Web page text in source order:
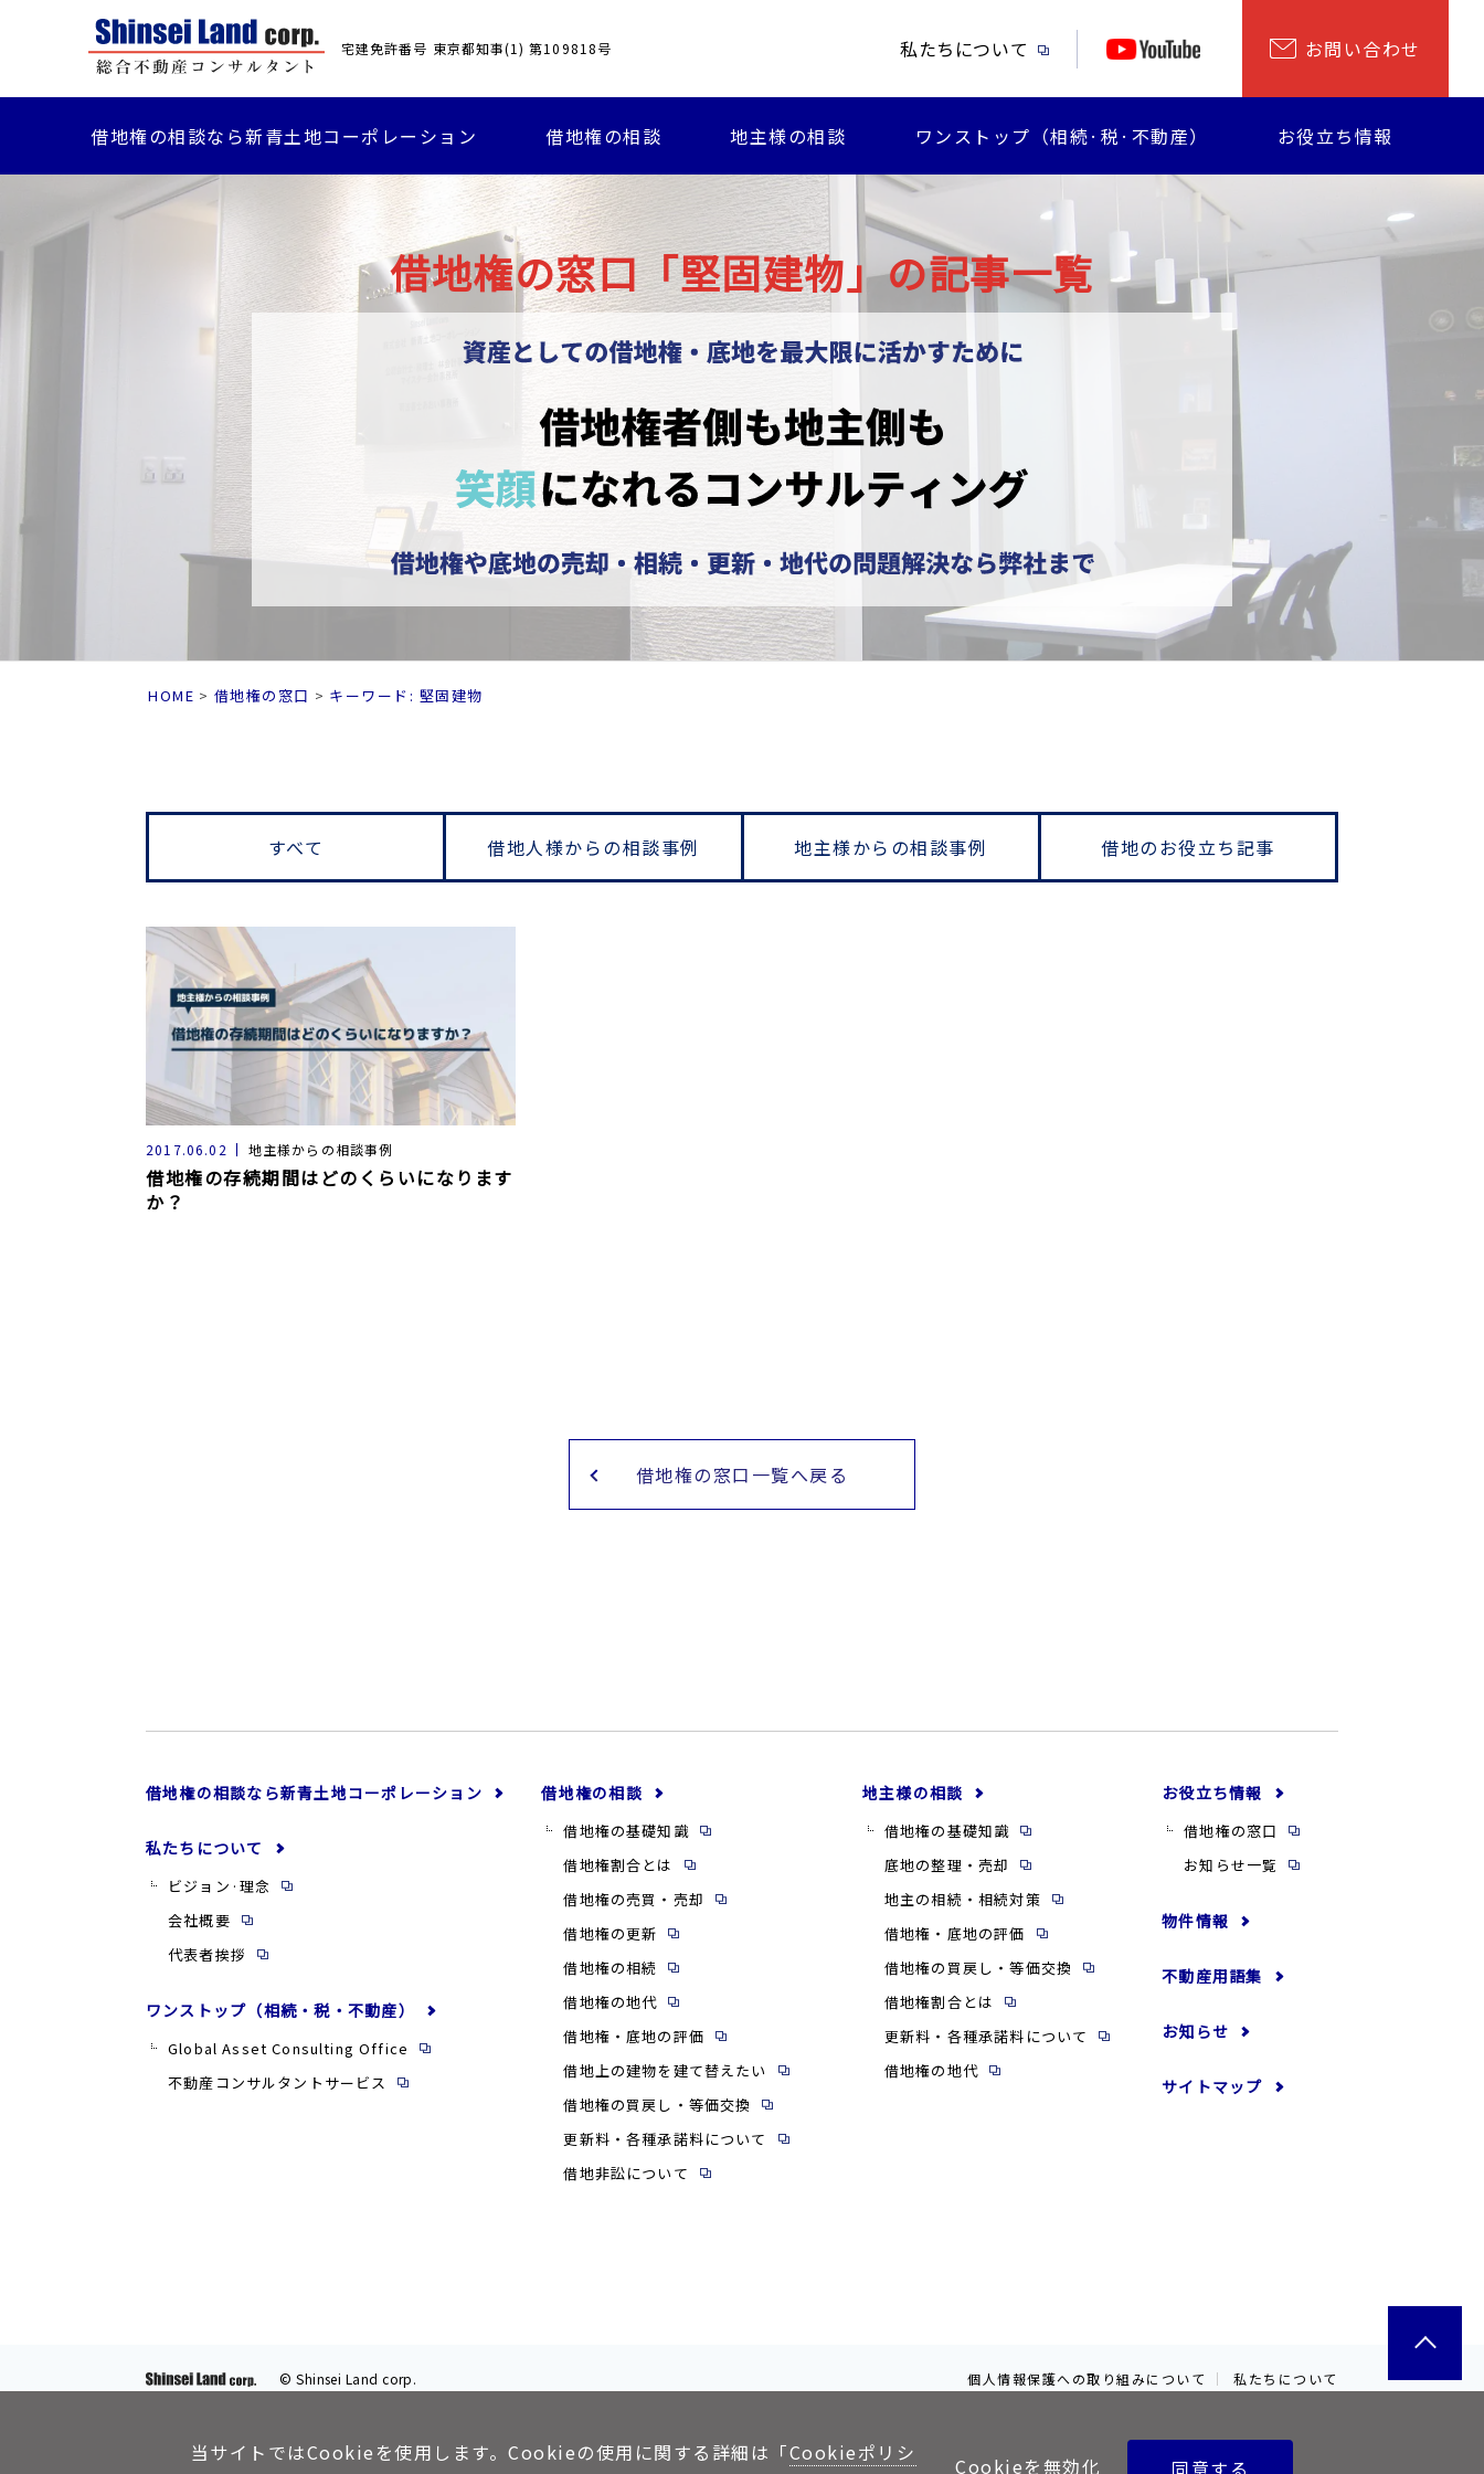
宅建免許番号 東京都知事(1) 第109818号 私たちについて お問い合わせ
借地権の相談なら新青土地コーポレーション 借地権の相談 地主様の相談 ワンストップ（相続·税·不動産） お役立ち情報
借地権の窓口「堅固建物」の記事一覧
HOME 借地権の窓口 キーワード: 堅固建物
すべて 借地人様からの相談事例 地主様からの相談事例 借地のお役立ち記事
2017.06.02 地主様からの相談事例
借地権の存続期間はどのくらいになります
か？
借地権の窓口一覧へ戻る
借地権の相談なら新青土地コーポレーション
私たちについて
ビジョン·理念
会社概要
代表者挨拶
ワンストップ（相続・税・不動産）
Global Asset Consulting Office
不動産コンサルタントサービス
借地権の相談
借地権の基礎知識
借地権割合とは
借地権の売買・売却
借地権の更新
借地権の相続
借地権の地代
借地権・底地の評価
借地上の建物を建て替えたい
借地権の買戻し・等価交換
更新料・各種承諾料について
借地非訟について
地主様の相談
借地権の基礎知識
底地の整理・売却
地主の相続・相続対策
借地権・底地の評価
借地権の買戻し・等価交換
借地権割合とは
更新料・各種承諾料について
借地権の地代
お役立ち情報
借地権の窓口
お知らせ一覧
物件情報
不動産用語集
お知らせ
サイトマップ
© Shinsei Land corp. 個人情報保護への取り組みについて 私たちについて
当サイトではCookieを使用します。Cookieの使用に関する詳細は「Cookieポリシ
Cookieを無効化 同意する